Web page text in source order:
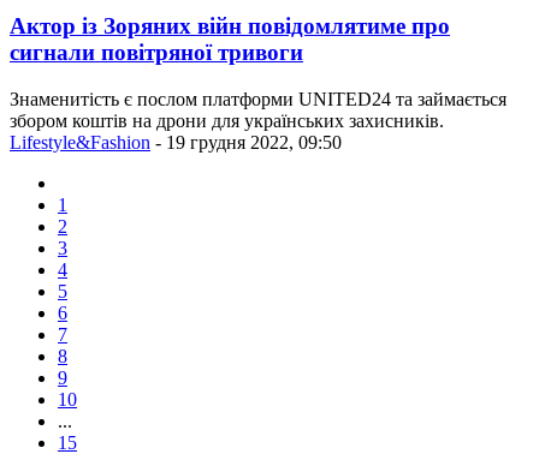
Актор із Зоряних війн повідомлятиме про
сигнали повітряної тривоги
Знаменитість є послом платформи UNITED24 та займається
збором коштів на дрони для українських захисників.
Lifestyle&Fashion - 19 грудня 2022, 09:50
1
2
3
4
5
6
7
8
9
10
...
15